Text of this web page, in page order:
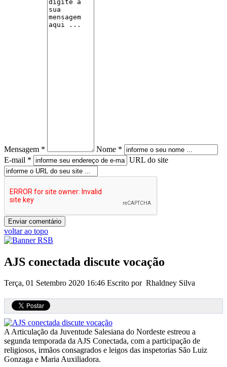
Mensagem *
Nome *
E-mail *
URL do site
voltar ao topo
AJS conectada discute vocação
Terça, 01 Setembro 2020 16:46 Escrito por Rhaldney Silva
A Articulação da Juventude Salesiana do Nordeste estreou a
segunda temporada da AJS Conectada, com a participação de
religiosos, irmãos consagrados e leigos das inspetorias São Luiz
Gonzaga e Maria Auxiliadora.